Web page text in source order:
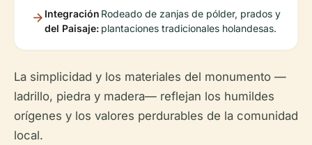
Integración
del Paisaje:
Rodeado de zanjas de pólder, prados y
plantaciones tradicionales holandesas.
La simplicidad y los materiales del monumento —
ladrillo, piedra y madera— reflejan los humildes
orígenes y los valores perdurables de la comunidad
local.